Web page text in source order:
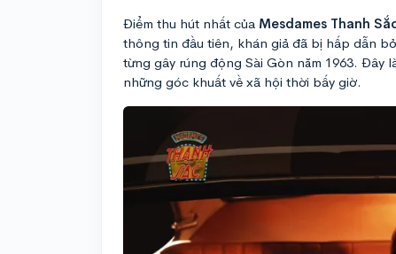
Điểm thu hút nhất của Mesdames Thanh
thông tin đầu tiên, khán giả đã bị hấp dẫn
từng gây rúng động Sài Gòn năm 1963. Đây
những góc khuất về xã hội thời bấy giờ.